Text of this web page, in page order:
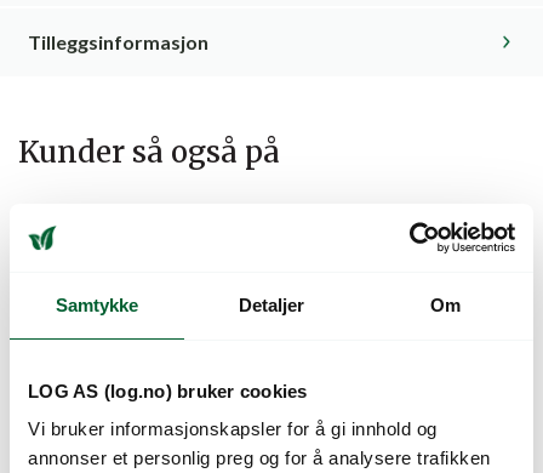
Samtykke Detaljer Om
LOG AS (log.no) bruker cookies
Vi bruker informasjonskapsler for å gi innhold og
annonser et personlig preg og for å analysere trafikken
Tilleggsinformasjon
Kunder så også på
FUCHSIA DIANA FUCHSIA DISPLAY